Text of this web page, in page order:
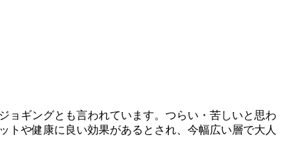
ョギングとも言われています。つらい・苦しいと思わ
や健康に良い効果があるとされ、今幅広い層で大人